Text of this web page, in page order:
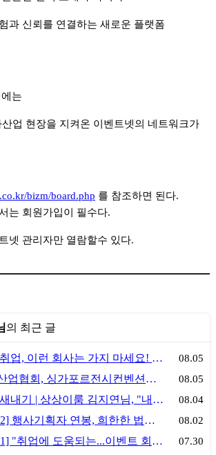
과 신뢰를 연결하는 새로운 플랫폼
는
업 현장을 지켜온 이벤트넷의 네트워크가
bizm/board.php 를 참조하면 된다.
는 회원가입이 필수다.
넷 관리자만 열람할수 있다.
의 최근 글
행사기획자 취업, 이런 회사는 가지 마세요! 신입이 꼭 알아야 할 5가지 기준[이벤트산업 팩트체크#3] 08.05
부산컨벤션산업협회, 싱가포르전시컨벤션협회(SACEOS)와 업무협약 체결… 아시아 마이스 협력 확대 08.05
행사기획자 새내기 | 상상이룸 김지연님, "내 맘대로, 내 뜻대로 행사를 만든다 08.04
[팩트체크#02] 행사기획자 연봉, 희한한 법칙~ '첨에는 비실, 3년만 지나면 튼실' 08.02
[팩트체크#01] "취업에 도움되는...이벤트 회사, 어떻게 구분할까?"… 1인당 매출 '3억 원'의 법칙 07.30